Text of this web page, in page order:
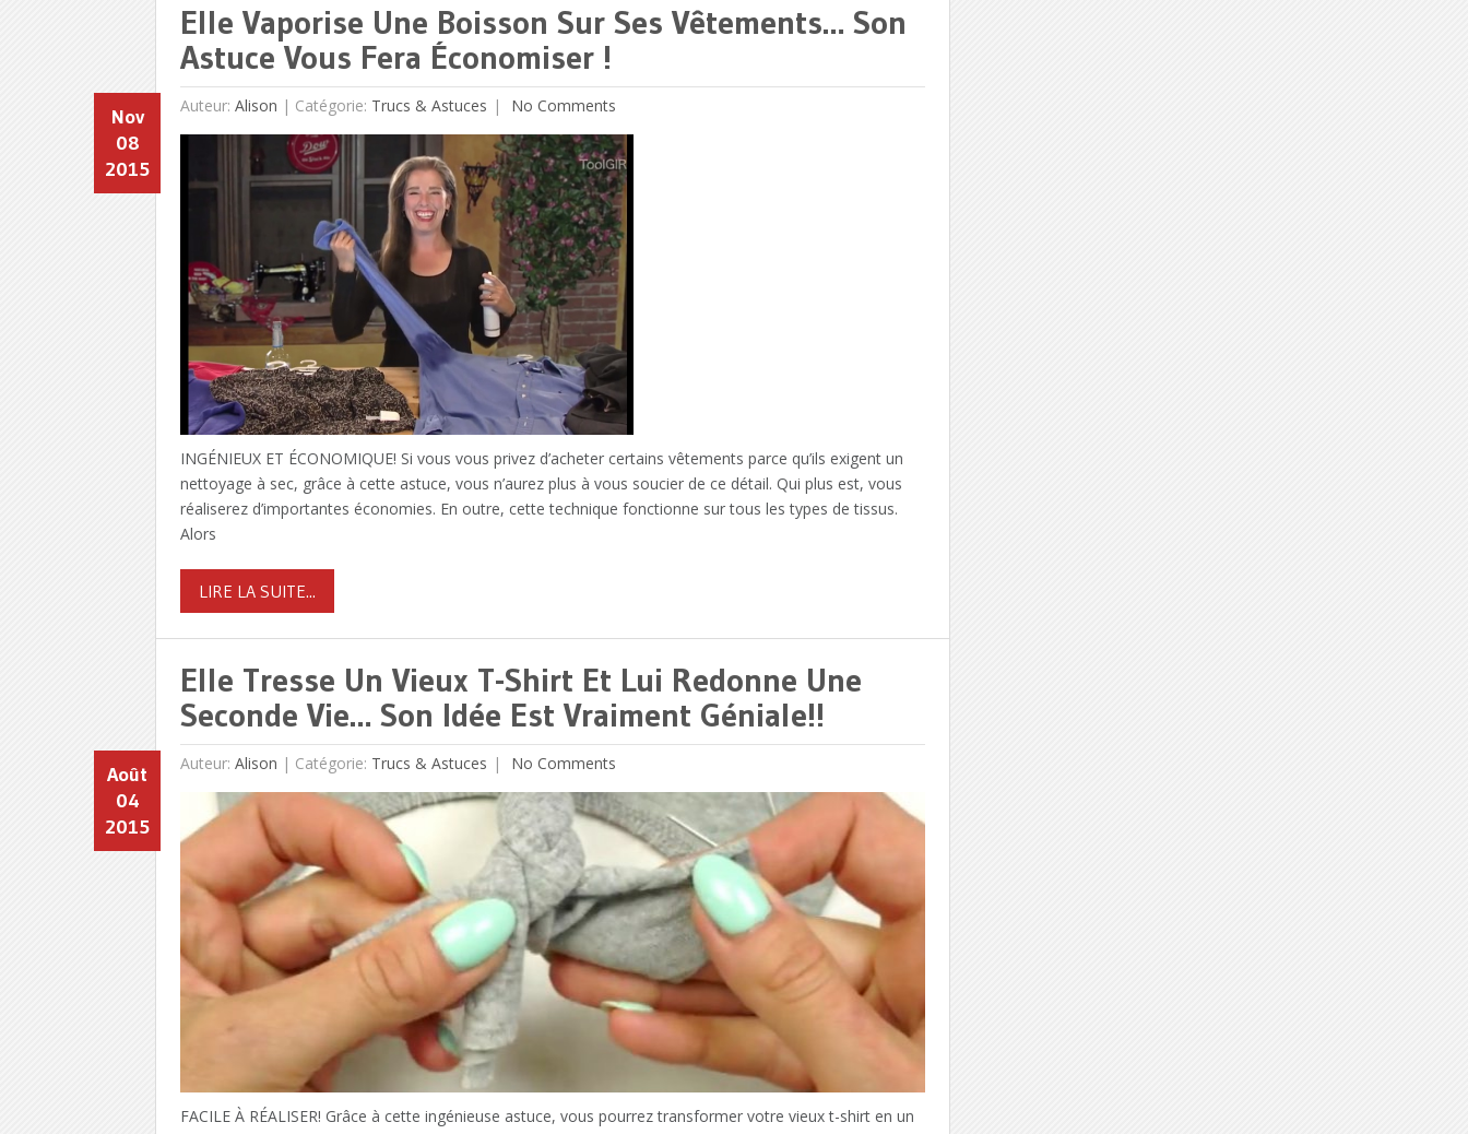
Elle Vaporise Une Boisson Sur Ses Vêtements… Son
Astuce Vous Fera Économiser !
Auteur: Alison |
Nov
08
2015
Catégorie: Trucs & Astuces No Comments
INGÉNIEUX ET ÉCONOMIQUE! Si vous vous privez d’acheter certains vêtements parce qu’ils exigent un
nettoyage à sec, grâce à cette astuce, vous n’aurez plus à vous soucier de ce détail. Qui plus est, vous
réaliserez d’importantes économies. En outre, cette technique fonctionne sur tous les types de tissus.
Alors
LIRE LA SUITE...
Elle Tresse Un Vieux T-Shirt Et Lui Redonne Une
Seconde Vie… Son Idée Est Vraiment Géniale!!
Auteur: Alison |
Août
04
2015
Catégorie: Trucs & Astuces No Comments
FACILE À RÉALISER! Grâce à cette ingénieuse astuce, vous pourrez transformer votre vieux t-shirt en un